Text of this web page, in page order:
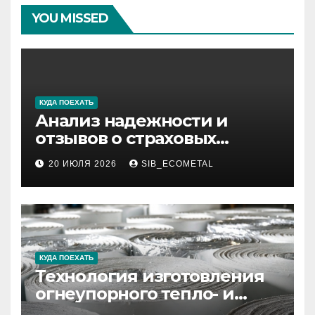
YOU MISSED
КУДА ПОЕХАТЬ
Анализ надежности и
отзывов о страховых
компаниях по итогам 2026
года
20 ИЮЛЯ 2026 SIB_ECOMETAL
КУДА ПОЕХАТЬ
Технология изготовления
огнеупорного тепло- и